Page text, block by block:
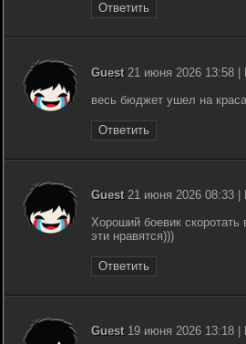
Ответить
Guest21 июня 2026 13:58 |
весь бюджет ушел на
Ответить
Guest21 июня 2026 08:33 |
Хороший боевик
эти нравятся)))
Ответить
Guest19 июня 2026 13:18 |